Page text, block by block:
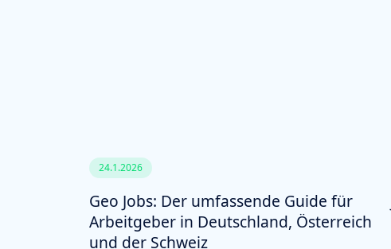
24.1.2026
Geo Jobs: Der umfassende Guide für
Arbeitgeber in Deutschland, Österreich
und der Schweiz